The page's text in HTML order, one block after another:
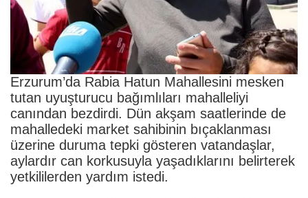
Erzurum’da Rabia Hatun Mahallesini mesken
tutan uyuşturucu bağımlıları mahalleliyi
canından bezdirdi. Dün akşam saatlerinde de
mahalledeki market sahibinin bıçaklanması
üzerine duruma tepki gösteren vatandaşlar,
aylardır can korkusuyla yaşadıklarını belirterek
yetkililerden yardım istedi.